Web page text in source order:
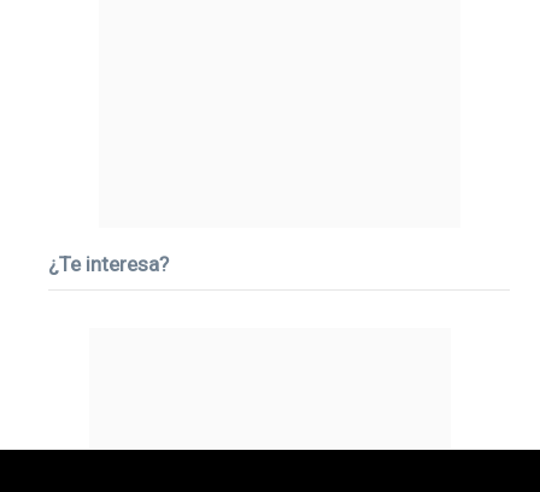
¿Te interesa?